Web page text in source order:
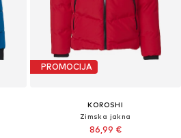
PROMOCIJA
KOROSHI
Zimska jakna
86,99 €